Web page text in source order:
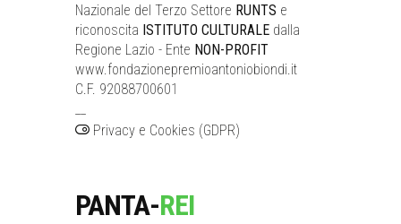
Nazionale del Terzo Settore RUNTS e
riconoscita ISTITUTO CULTURALE dalla
Regione Lazio - Ente NON-PROFIT
www.fondazionepremioantoniobiondi.it
C.F. 92088700601
Privacy e Cookies (GDPR)
PANTA-REI